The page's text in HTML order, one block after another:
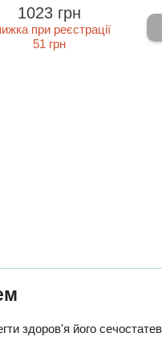
1023 грн
при реєстрації
51 грн
здоров'я його